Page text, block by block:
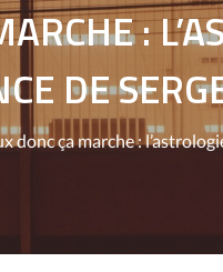
:
DE
donc ça marche :